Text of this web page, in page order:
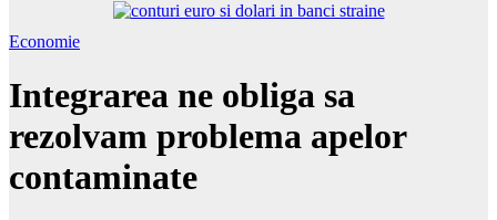
Economie
Integrarea ne obliga sa
rezolvam problema apelor
contaminate